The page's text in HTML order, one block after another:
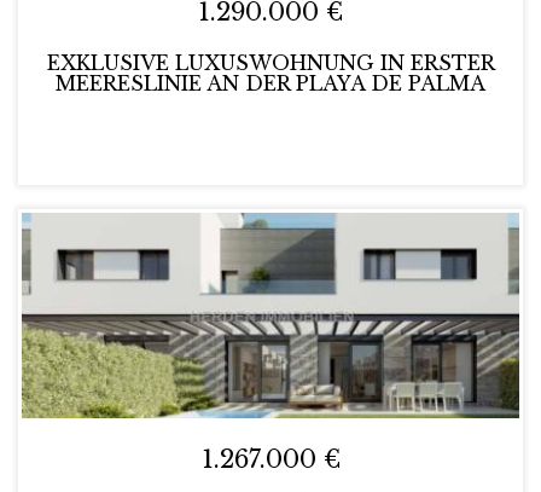
1.290.000 €
EXKLUSIVE LUXUSWOHNUNG IN ERSTER
MEERESLINIE AN DER PLAYA DE PALMA
1.267.000 €